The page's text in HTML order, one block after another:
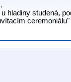
hladiny studená,